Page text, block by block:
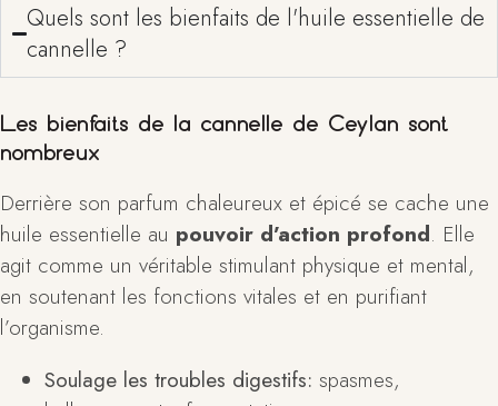
Quels sont les bienfaits de l'huile essentielle de
cannelle ?
Les bienfaits de la cannelle de Ceylan sont
nombreux
Derrière son parfum chaleureux et épicé se cache une
huile essentielle au pouvoir d’action profond. Elle
agit comme un véritable stimulant physique et mental,
en soutenant les fonctions vitales et en purifiant
l’organisme.
Soulage les troubles digestifs: spasmes,